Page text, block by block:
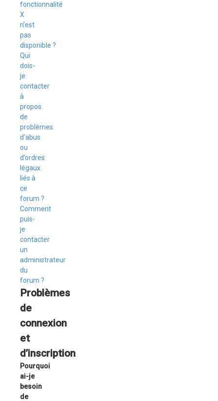
fonctionnalité
X
n’est
pas
disponible ?
Qui
dois-
je
contacter
à
propos
de
problèmes
d’abus
ou
d’ordres
légaux
liés à
ce
forum ?
Comment
puis-
je
contacter
un
administrateur
du
forum ?
Problèmes
de
connexion
et
d’inscription
Pourquoi
ai-je
besoin
de